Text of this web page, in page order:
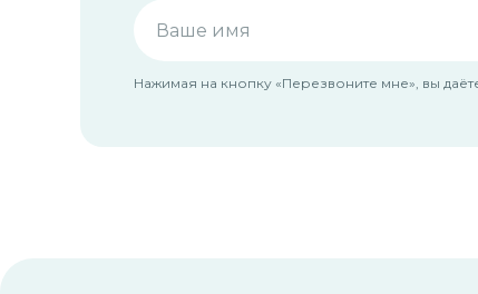
Нажимая на кнопку «Перезвоните мне», вы